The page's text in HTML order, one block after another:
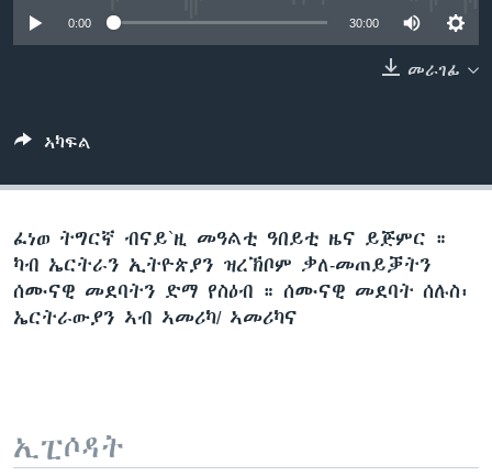
ቂሔ ጽልሚ
ቋንቋታት
0:00 30:00
መራገፊ
ኣካፍል
ፈነወ ትግርኛ ብናይ`ዚ መዓልቲ ዓበይቲ ዜና ይጅምር ።
ካብ ኤርትራን ኢትዮጵያን ዝረኽቦም ቃለ-መጠይቓትን
ሰሙናዊ መደባትን ድማ የስዕብ ። ሰሙናዊ መደባት ሰሉስ፡
ኤርትራውያን ኣብ ኣመሪካ/ ኣመሪካና
ኢፒሶዳት